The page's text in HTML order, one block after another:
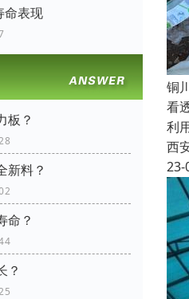
命表现
板？
新料？
命？
？
铜
看
利
西
23-